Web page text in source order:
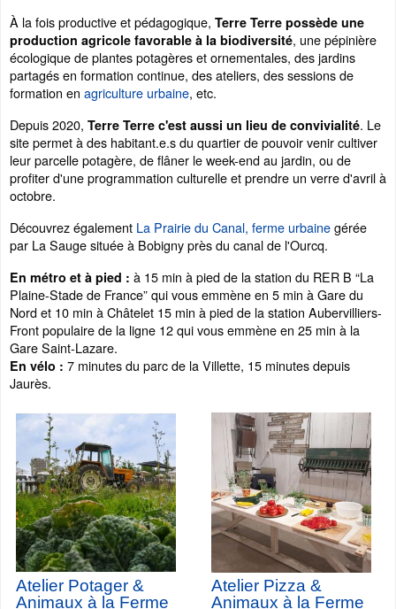
À la fois productive et pédagogique, Terre Terre possède une
production agricole favorable à la biodiversité, une pépinière
écologique de plantes potagères et ornementales, des jardins
partagés en formation continue, des ateliers, des sessions de
formation en agriculture urbaine, etc.
Depuis 2020, Terre Terre c'est aussi un lieu de convivialité. Le
site permet à des habitant.e.s du quartier de pouvoir venir cultiver
leur parcelle potagère, de flâner le week-end au jardin, ou de
profiter d'une programmation culturelle et prendre un verre d'avril à
octobre.
Découvrez également La Prairie du Canal, ferme urbainegérée
par La Sauge située à Bobigny près du canal de l'Ourcq.
En métro et à pied : à 15 min à pied de la station du RER B “La
Plaine-Stade de France” qui vous emmène en 5 min à Gare du
Nord et 10 min à Châtelet 15 min à pied de la station Aubervilliers-
Front populaire de la ligne 12 qui vous emmène en 25 min à la
Gare Saint-Lazare.
En vélo : 7 minutes du parc de la Villette, 15 minutes depuis
Jaurès.
Atelier Potager &
Animaux à la Ferme
Atelier Pizza &
Animaux à la Ferme